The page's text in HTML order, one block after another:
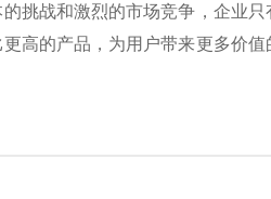
挑战和激烈的市场竞争，企业
高的产品，为用户带来更多价